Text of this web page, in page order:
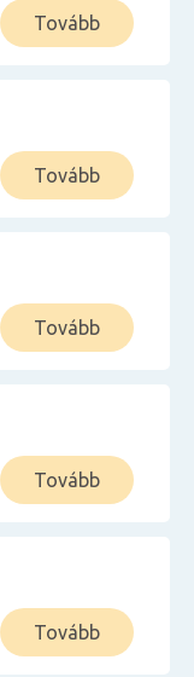
Tovább
Tovább
Tovább
Tovább
Tovább